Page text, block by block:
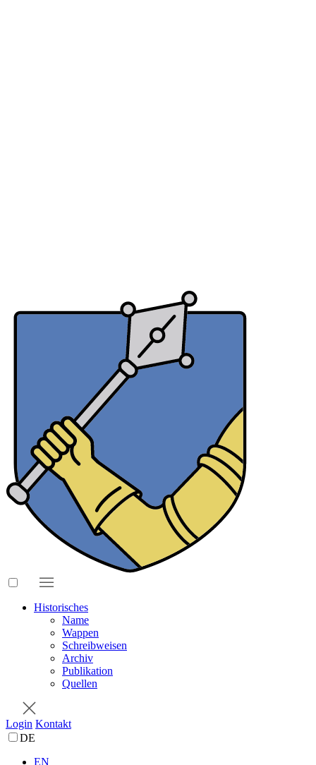
Historisches
Name
Wappen
Schreibweisen
Archiv
Publikation
Quellen
Login Kontakt
DE
EN